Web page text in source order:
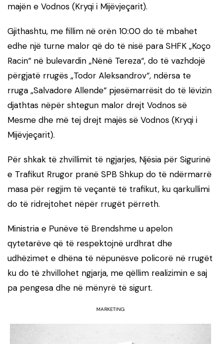
majën e Vodnos (Kryqi i Mijëvjeçarit).
Gjithashtu, me fillim në orën 10:00 do të mbahet
edhe një turne malor që do të nisë para SHFK „Koço
Racin“ në bulevardin „Nënë Tereza“, do të vazhdojë
përgjatë rrugës „Todor Aleksandrov“, ndërsa te
rruga „Salvadore Allende“ pjesëmarrësit do të lëvizin
djathtas nëpër shtegun malor drejt Vodnos së
Mesme dhe më tej drejt majës së Vodnos (Kryqi i
Mijëvjeçarit).
Për shkak të zhvillimit të ngjarjes, Njësia për Sigurinë
e Trafikut Rrugor pranë SPB Shkup do të ndërmarrë
masa për regjim të veçantë të trafikut, ku qarkullimi
do të ridrejtohet nëpër rrugët përreth.
Ministria e Punëve të Brendshme u apelon
qytetarëve që të respektojnë urdhrat dhe
udhëzimet e dhëna të nëpunësve policorë në rrugët
ku do të zhvillohet ngjarja, me qëllim realizimin e saj
pa pengesa dhe në mënyrë të sigurt.
MARKETING